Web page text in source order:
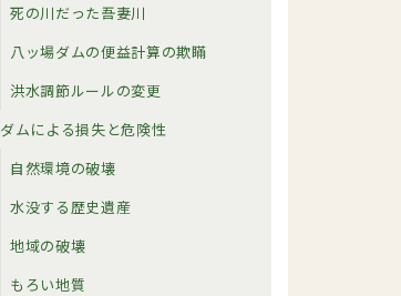
死の川だった吾妻川
八ッ場ダムの便益計算の欺瞞
洪水調節ルールの変更
ダムによる損失と危険性
自然環境の破壊
水没する歴史遺産
地域の破壊
もろい地質